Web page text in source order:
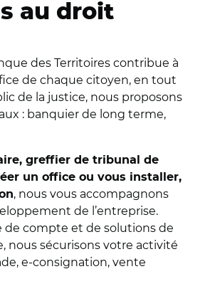
au droit
des Territoires contribue à
de chaque citoyen, en tout
de la justice, nous proposons
: banquier de long terme,
greffier de tribunal de
un office ou vous installer,
, nous vous accompagnons
de l’entreprise.
de compte et de solutions de
nous sécurisons votre activité
e-consignation, vente